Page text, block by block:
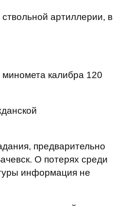
артиллерии, в
калибра 120
предварительно
О потерях среди
информация не